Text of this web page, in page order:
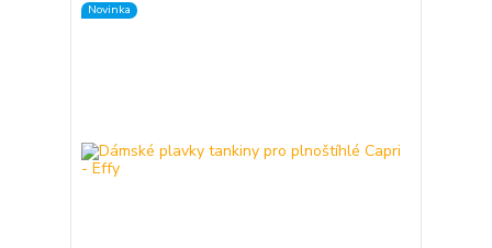
Novinka